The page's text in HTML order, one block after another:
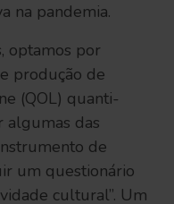
na pandemia.
optamos por
produção de
(QOL) quanti-
algumas das
de
um questionário
cultural”. Um